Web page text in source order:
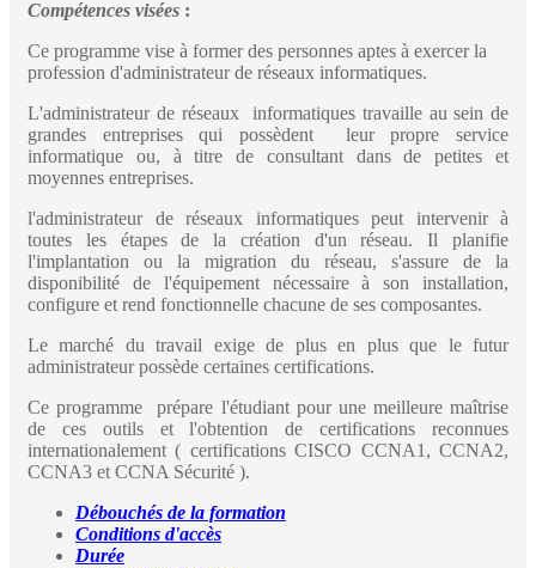
Compétences visées :
Ce programme vise à former des personnes aptes à exercer la
profession d'administrateur de réseaux informatiques.
L'administrateur de réseaux informatiques travaille au sein de
grandes entreprises qui possèdent leur propre service
informatique ou, à titre de consultant dans de petites et
moyennes entreprises.
l'administrateur de réseaux informatiques peut intervenir à
toutes les étapes de la création d'un réseau. Il planifie
l'implantation ou la migration du réseau, s'assure de la
disponibilité de l'équipement nécessaire à son installation,
configure et rend fonctionnelle chacune de ses composantes.
Le marché du travail exige de plus en plus que le futur
administrateur possède certaines certifications.
Ce programme prépare l'étudiant pour une meilleure maîtrise
de ces outils et l'obtention de certifications reconnues
internationalement ( certifications CISCO CCNA1, CCNA2,
CCNA3 et CCNA Sécurité ).
Débouchés de la formation
Conditions d'accès
Durée